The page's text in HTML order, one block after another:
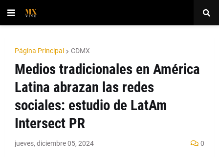
Página Principal CDMX
Medios tradicionales en América
Latina abrazan las redes
sociales: estudio de LatAm
Intersect PR
jueves, diciembre 05, 2024 0